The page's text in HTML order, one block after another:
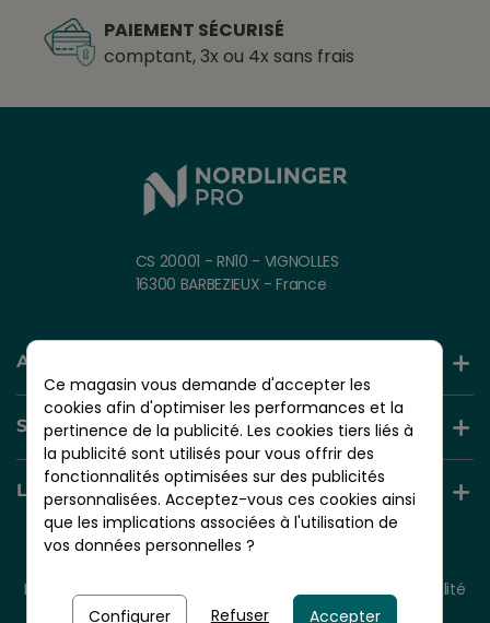
PAIEMENT SÉCURISÉ
comptant, 3x ou 4x sans frais
CS 20001 - RN10 - VIGNOLLES
16300 BARBEZIEUX - France
AIDE ET INFORMATION
SERVICES +
LIENS UTILES
Mentions légales
Politique de confidentialité
Politique de cookies
Ce magasin vous demande d'accepter les
cookies afin d'optimiser les performances et la
pertinence de la publicité. Les cookies tiers liés à
la publicité sont utilisés pour vous offrir des
fonctionnalités optimisées sur des publicités
personnalisées. Acceptez-vous ces cookies ainsi
que les implications associées à l'utilisation de
vos données personnelles ?
Configurer Refuser Accepter